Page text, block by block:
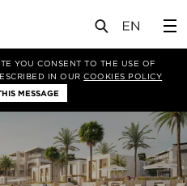
YOU CONSENT TO THE USE OF
IN OURCOOKIES POLICY
MESSAGE